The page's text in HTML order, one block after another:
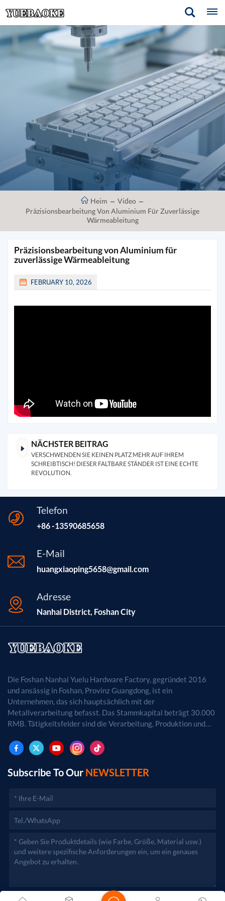
Heim
Video
Präzisionsbearbeitung Von Aluminium Für Zuverlässige
Wärmeableitung
Präzisionsbearbeitung von Aluminium für
zuverlässige Wärmeableitung
FEBRUARY 10, 2026
NÄCHSTER BEITRAG
VERSCHWENDEN SIE KEINEN PLATZ MEHR AUF IHREM
SCHREIBTISCH! DIESER FALTBARE STÄNDER IST EINE ECHTE
REVOLUTION.
Telefon
+86 -13590685658
E-Mail
huangxiaoping5658@gmail.com
Adresse
Nanhai District, Foshan City
Die Foshan Nanhai Yuelu Hardware Factory, gegründet 2016
und ansässig in Foshan, Provinz Guangdong, ist ein
Unternehmen, das sich hauptsächlich mit der
Metallverarbeitung befasst. Das Stammkapital beträgt 30.000
RMB. Tätigkeitsfelder sind die Verarbeitung, Produktion und
genehmigungspflichtigen Projekten dürfen die
Geschäftstätigkeiten erst nach Genehmigung durch die
zuständigen Behörden aufgenommen werden.)
Subscribe To Our NEWSLETTER